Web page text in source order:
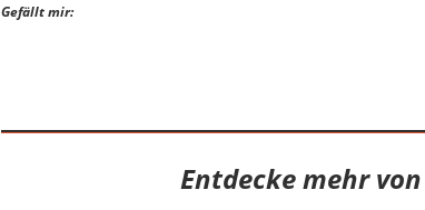
Gefällt mir:
Entdecke mehr